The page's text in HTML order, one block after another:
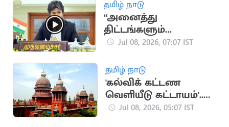
தமிழ் நாடு
“அனைத்து
திட்டங்களும்
கிராமங்களை
வேண்டும்".. CM விஜய்
உத்தரவு
Jul 08, 2026, 07:07 IST
தமிழ் நாடு
'கல்விக் கட்டண
வெளியீடு கட்டாயம்'..
உயர்நீதிமன்றம்
Jul 08, 2026, 05:07 IST